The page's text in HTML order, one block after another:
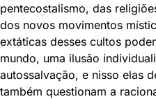
pentecostalismo, das
dos novos movimentos
extáticas desses cultos
mundo, uma ilusão
autossalvação, e nisso elas
também questionam a